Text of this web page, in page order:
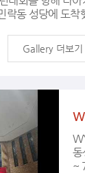
당에 도착했습니다. 저
교우분들의 떼제
다음순례지인
깊이 감사드립니
더보기
~